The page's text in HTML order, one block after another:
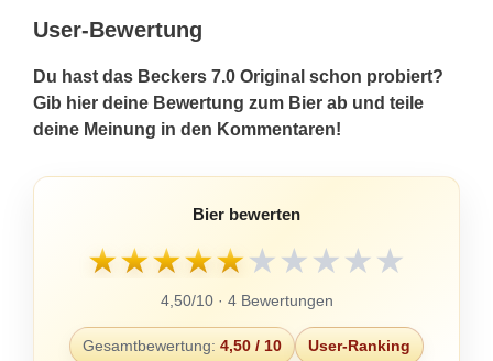
User-Bewertung
Du hast das Beckers 7.0 Original schon probiert?
Gib hier deine Bewertung zum Bier ab und teile
deine Meinung in den Kommentaren!
Bier bewerten
★★★★★★★★★★
4,50/10 · 4 Bewertungen
Gesamtbewertung: 4,50 / 10 User-Ranking